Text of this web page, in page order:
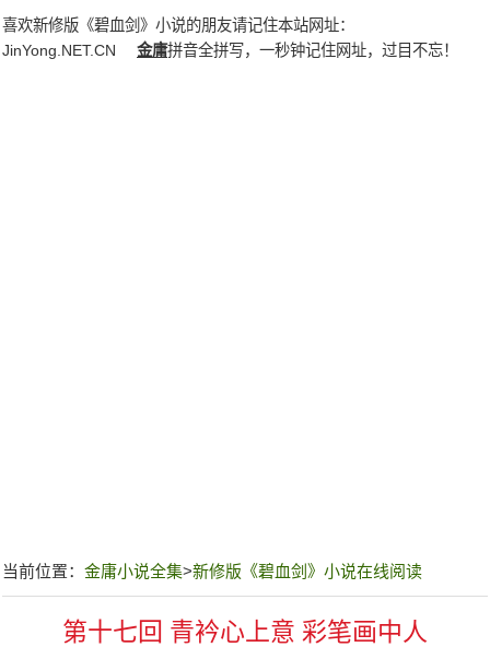
喜欢新修版《碧血剑》小说的朋友请记住本站网址：
JinYong.NET.CN
金庸拼音全拼写，一秒钟记住网址，过目不忘！
当前位置： 金庸小说全集>新修版《碧血剑》小说在线阅读
第十七回 青衿心上意 彩笔画中人